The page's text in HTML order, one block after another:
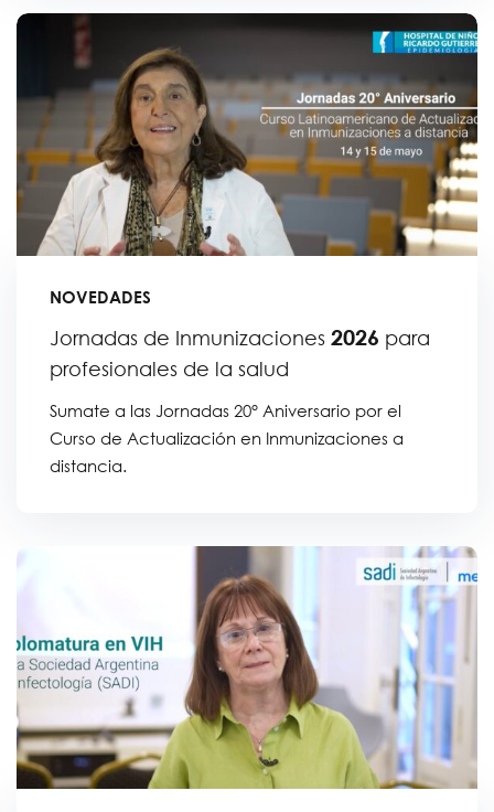
NOVEDADES
Jornadas de Inmunizaciones 2026 para
profesionales de la salud
Sumate a las Jornadas 20° Aniversario por el
Curso de Actualización en Inmunizaciones a
distancia.